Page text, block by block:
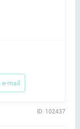
mail
ID: 102437